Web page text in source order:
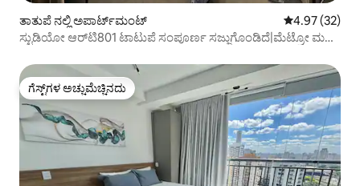
ತಾತುಪೆ ನಲ್ಲಿ ಅಪಾರ್ಟ್‌ಮಂಟ್ 5 ರಲ್ಲಿ 4.97
4.97 (32)
ಸ್ಟುಡಿಯೋ ಆರ್‌ಟಿ801 ಟಾಟುಪೆ ಸಂಪೂರ್ಣ ಸಜ್ಜುಗೊಂಡಿದೆ|ಮೆಟ್ರೋ ಮತ್ತು
ಗೆಸ್ಟ್‌ಗಳ ಅಚ್ಚುಮೆಚ್ಚಿನದು
ಗೆಸ್ಟ್‌ಗಳ ಅಚ್ಚುಮೆಚ್ಚಿನದು